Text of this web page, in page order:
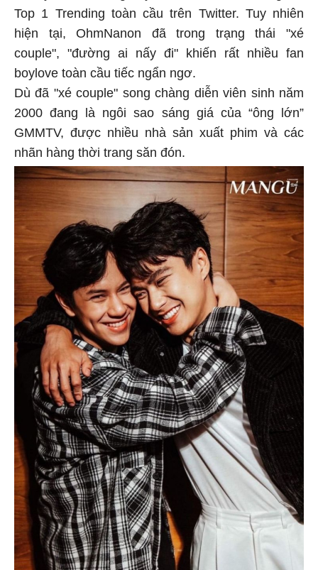
Top 1 Trending toàn cầu trên Twitter. Tuy nhiên
hiện tại, OhmNanon đã trong trạng thái "xé
couple", "đường ai nấy đi" khiến rất nhiều fan
boylove toàn cầu tiếc ngẩn ngơ.
Dù đã "xé couple" song chàng diễn viên sinh năm
2000 đang là ngôi sao sáng giá của “ông lớn”
GMMTV, được nhiều nhà sản xuất phim và các
nhãn hàng thời trang săn đón.